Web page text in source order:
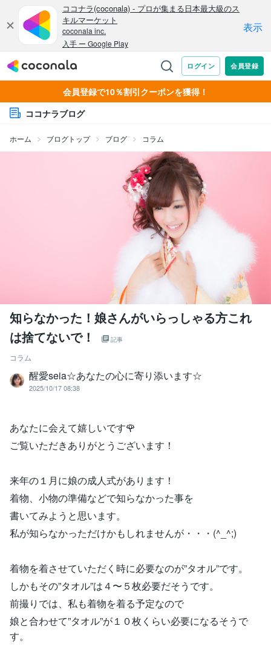
会員登録で10％割引クーポンを獲得！
ココナラブログ
ホーム ブログトップ ブログ コラム
知らなかった！娘さんがいらっしゃる方これ
は捨てないで！
記事
コラム
醒愛seia☆あなたの心に寄り添います☆
2025/10/17 08:38
あなたに会えて嬉しいです🌹
ご覧いただきありがとうございます！
来年の１月に娘の成人式があります！
着物、小物の準備などで知らなかった事を
書いてみようと思います。
私が知らなかっただけかもしれませんが・・・(^_^;)
着物を着させていただく時に必要なのが”タオル”です。
しかもその”タオル”は４〜５枚必要だそうです。
前撮りでは、私も着物を着る予定なので
娘と合わせて”タオル”が１０枚くらい必要になるそうで
す。